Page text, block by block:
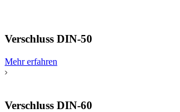
Verschluss DIN-50
Mehr erfahren
Verschluss DIN-60